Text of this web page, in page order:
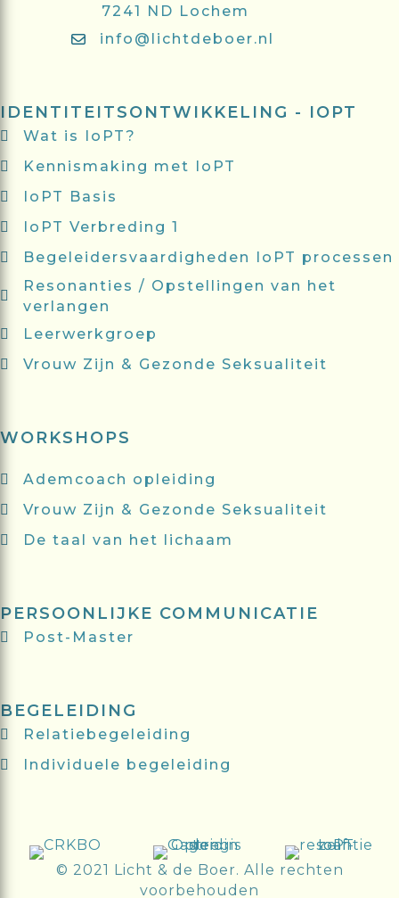
7241 ND Lochem
info@lichtdeboer.nl
IDENTITEITSONTWIKKELING - IOPT
Wat is IoPT?
Kennismaking met IoPT
IoPT Basis
IoPT Verbreding 1
Begeleidersvaardigheden IoPT processen
Resonanties / Opstellingen van het
verlangen
Leerwerkgroep
Vrouw Zijn & Gezonde Seksualiteit
WORKSHOPS
Ademcoach opleiding
Vrouw Zijn & Gezonde Seksualiteit
De taal van het lichaam
PERSOONLIJKE COMMUNICATIE
Post-Master
BEGELEIDING
Relatiebegeleiding
Individuele begeleiding
© 2021 Licht & de Boer. Alle rechten
voorbehouden